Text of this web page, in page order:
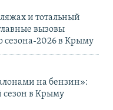
и тотальный
вызовы
сезона-2026 в Крыму
на бензин»:
сезон в Крыму